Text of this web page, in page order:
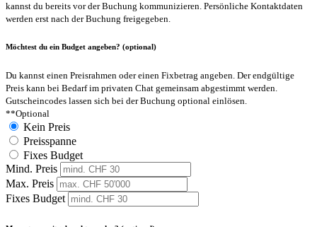
kannst du bereits vor der Buchung kommunizieren. Persönliche Kontaktdaten
werden erst nach der Buchung freigegeben.
Möchtest du ein Budget angeben? (optional)
Du kannst einen Preisrahmen oder einen Fixbetrag angeben. Der endgültige
Preis kann bei Bedarf im privaten Chat gemeinsam abgestimmt werden.
Gutscheincodes lassen sich bei der Buchung optional einlösen.
**Optional
Kein Preis
Preisspanne
Fixes Budget
Mind. Preis
Max. Preis
Fixes Budget